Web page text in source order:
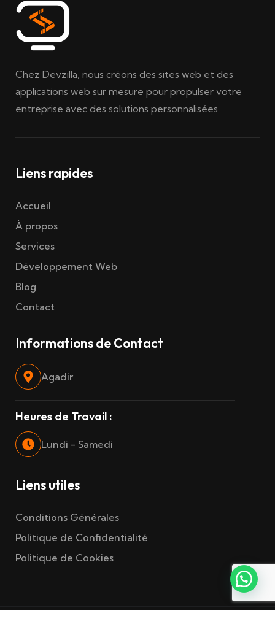
Chez Devzilla, nous créons des sites web et des
applications web sur mesure pour propulser votre
entreprise avec des solutions personnalisées.
Liens rapides
Accueil
À propos
Services
Développement Web
Blog
Contact
Informations de Contact
Agadir
Heures de Travail :
Lundi - Samedi
Liens utiles
Conditions Générales
Politique de Confidentialité
Politique de Cookies